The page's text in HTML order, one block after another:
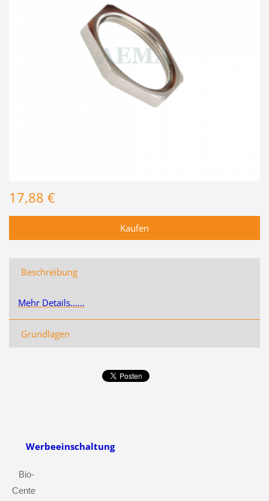
17,88 €
Beschreibung
Mehr Details......
Grundlagen
Werbeeinschaltung
Bio-
Cente